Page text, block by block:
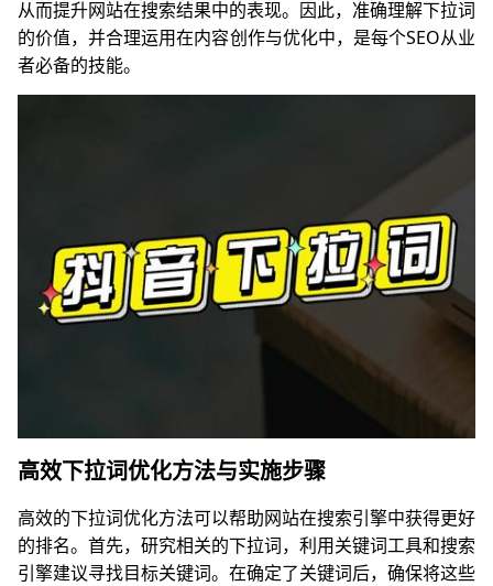
从而提升网站在搜索结果中的表现。因此，准确理解下拉词
的价值，并合理运用在内容创作与优化中，是每个SEO从业
者必备的技能。
高效下拉词优化方法与实施步骤
高效的下拉词优化方法可以帮助网站在搜索引擎中获得更好
的排名。首先，研究相关的下拉词，利用关键词工具和搜索
引擎建议寻找目标关键词。在确定了关键词后，确保将这些